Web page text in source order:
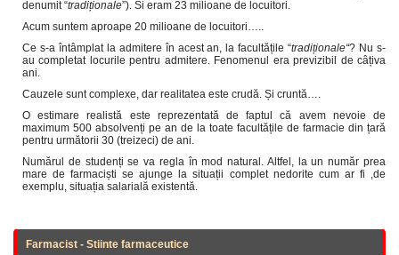
denumit “tradiționale”). Si eram 23 milioane de locuitori.
Acum suntem aproape 20 milioane de locuitori…..
Ce s-a întâmplat la admitere în acest an, la facultățile “tradiționale“? Nu s-
au completat locurile pentru admitere. Fenomenul era previzibil de câțiva
ani.
Cauzele sunt complexe, dar realitatea este crudă. Și cruntă….
O estimare realistă este reprezentată de faptul că avem nevoie de
maximum 500 absolvenți pe an de la toate facultățile de farmacie din țară
pentru următorii 30 (treizeci) de ani.
Numărul de studenți se va regla în mod natural. Altfel, la un număr prea
mare de farmaciști se ajunge la situații complet nedorite cum ar fi ,de
exemplu, situația salarială existentă.
Farmacist - Stiinte farmaceutice